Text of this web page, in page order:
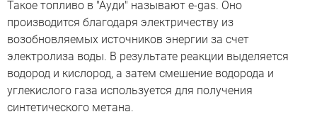
Такое топливо в "Ауди" называют e-gas. Оно
производится благодаря электричеству из
возобновляемых источников энергии за счет
электролиза воды. В результате реакции выделяется
водород и кислород, а затем смешение водорода и
углекислого газа используется для получения
синтетического метана.